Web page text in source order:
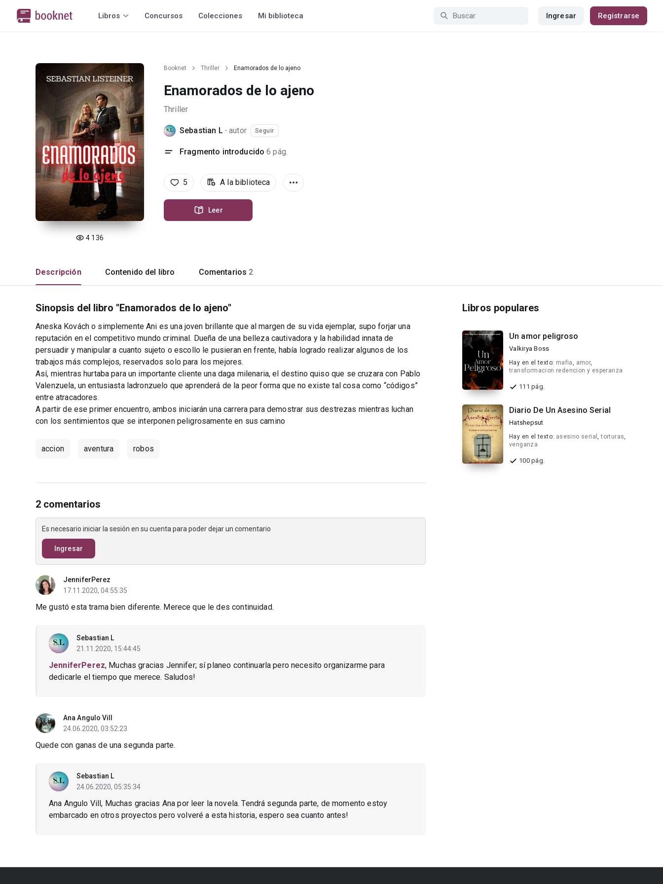
Libros Concursos Colecciones Mi biblioteca Ingresar Registrarse
4 136
Booknet Thriller Enamorados de lo ajeno
Enamorados de lo ajeno
Thriller
Sebastian L ·autor Seguir
Fragmento introducido 6 pág.
5 A la biblioteca
Leer
Descripción Contenido del libro Comentarios 2
Sinopsis del libro "Enamorados de lo ajeno"
Aneska Kovách o simplemente Ani es una joven brillante que al margen de su vida ejemplar, supo forjar una
reputación en el competitivo mundo criminal. Dueña de una belleza cautivadora y la habilidad innata de
persuadir y manipular a cuanto sujeto o escollo le pusieran en frente, había logrado realizar algunos de los
trabajos más complejos, reservados solo para los mejores.
Así, mientras hurtaba para un importante cliente una daga milenaria, el destino quiso que se cruzara con Pablo
Valenzuela, un entusiasta ladronzuelo que aprenderá de la peor forma que no existe tal cosa como “códigos”
entre atracadores.
A partir de ese primer encuentro, ambos iniciarán una carrera para demostrar sus destrezas mientras luchan
con los sentimientos que se interponen peligrosamente en sus camino
accion aventura robos
2 comentarios
Es necesario iniciar la sesión en su cuenta para poder dejar un comentario
Ingresar
JenniferPerez
17.11.2020, 04:55:35
Me gustó esta trama bien diferente. Merece que le des continuidad.
Sebastian L
21.11.2020, 15:44:45
JenniferPerez, Muchas gracias Jennifer; sí planeo continuarla pero necesito organizarme para
dedicarle el tiempo que merece. Saludos!
Ana Angulo Vill
24.06.2020, 03:52:23
Quede con ganas de una segunda parte.
Sebastian L
24.06.2020, 05:35:34
Ana Angulo Vill, Muchas gracias Ana por leer la novela. Tendrá segunda parte, de momento estoy
embarcado en otros proyectos pero volveré a esta historia, espero sea cuanto antes!
Libros populares
Un amor peligroso
Valkirya Boss
Hay en el texto: mafia, amor,
transformacion redencion y esperanza
111 pág.
Diario De Un Asesino Serial
Hatshepsut
Hay en el texto: asesino serial,torturas,
venganza
100 pág.